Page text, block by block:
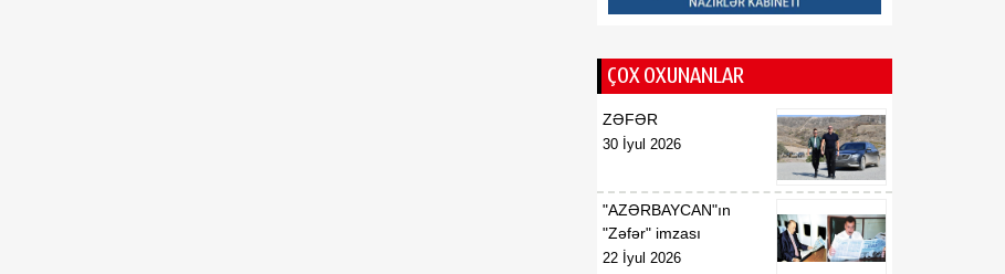
Nazirliyinin vəzifəli şəxsləri
rayonlarından olan
vətəndaşlarla görüşüb
sektoru “Moody’s”dən
16:28
07 Avqust
Azərbaycan və
Ermənistan arasında sülh
16:27
07 Avqust
ÇOX OXUNANLAR
ZƏFƏR
30 İyul 2026
"AZƏRBAYCAN"ın
"Zəfər" imzası
22 İyul 2026